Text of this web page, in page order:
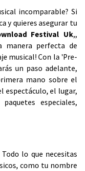
incomparable? Si
y quieres asegurar tu
Festival Uk,,
manera perfecta de
musical! Con la 'Pre-
un paso adelante,
mano sobre el
espectáculo, el lugar,
especiales,
lo que necesitas
como tu nombre